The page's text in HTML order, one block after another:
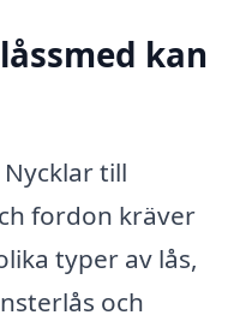
kan
Nycklar till
fordon kräver
typer av lås,
och